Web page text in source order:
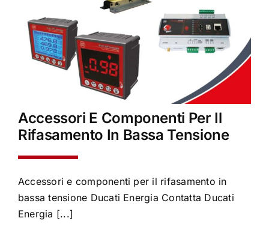
Accessori E Componenti Per Il
Rifasamento In Bassa Tensione
Accessori e componenti per il rifasamento in
bassa tensione Ducati Energia Contatta Ducati
Energia [...]